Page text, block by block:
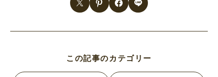
この記事のカテゴリー